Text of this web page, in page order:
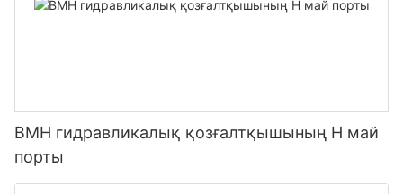
BMH гидравликалық қозғалтқышының H май
порты